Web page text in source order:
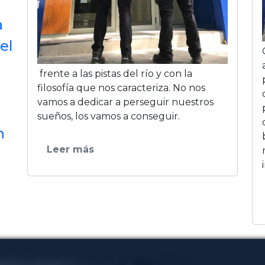
frente a las pistas del rí­o y con la
filosofí­a que nos caracteriza. No nos
vamos a dedicar a perseguir nuestros
sueños, los vamos a conseguir.
Leer más